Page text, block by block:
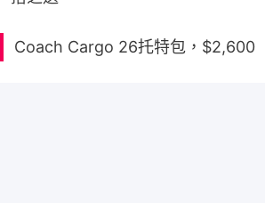
Coach Cargo 26托特包，$2,600